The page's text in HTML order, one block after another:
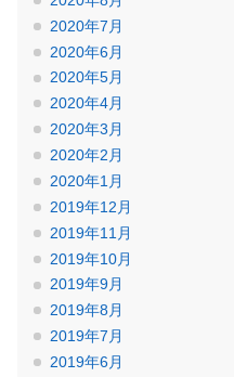
2020年7月
2020年6月
2020年5月
2020年4月
2020年3月
2020年2月
2020年1月
2019年12月
2019年11月
2019年10月
2019年9月
2019年8月
2019年7月
2019年6月